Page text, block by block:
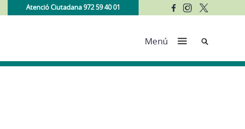
Atenció Ciutadana 972 59 40 01
Menú Cerca